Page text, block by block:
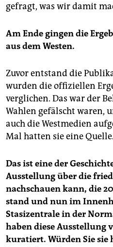
gefragt, was wir damit
Am Ende gingen die
aus dem Westen.
Zuvor entstand die
wurden die offiziellen
verglichen. Das war der
Wahlen gefälscht waren,
auch die Westmedien
Mal hatten sie eine Quelle.
Das ist eine der
Ausstellung über die
nachschauen kann, die
stand und nun im
Stasizentrale in der
haben diese Ausstellung
kuratiert. Würden Sie sie